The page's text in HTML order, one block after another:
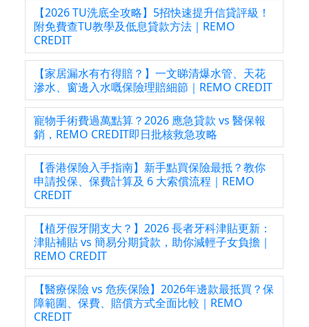
【2026 TU洗底全攻略】5招快速提升信貸評級！
附免費查TU教學及低息貸款方法｜REMO
CREDIT
【家居漏水有冇得賠？】一文睇清爆水管、天花
滲水、窗邊入水嘅保險理賠細節｜REMO CREDIT
寵物手術費過萬點算？2026 應急貸款 vs 醫保報
銷，REMO CREDIT即日批核救急攻略
【香港保險入手指南】新手點買保險最抵？教你
申請投保、保費計算及 6 大索償流程｜REMO
CREDIT
【植牙假牙開支大？】2026 長者牙科津貼更新：
津貼補貼 vs 簡易分期貸款，助你減輕子女負擔｜
REMO CREDIT
【醫療保險 vs 危疾保險】2026年邊款最抵買？保
障範圍、保費、賠償方式全面比較｜REMO
CREDIT